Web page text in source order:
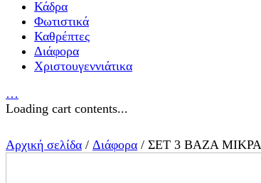
Κάδρα
Φωτιστικά
Καθρέπτες
Διάφορα
Χριστουγεννιάτικα
…
Loading cart contents...
Αρχική σελίδα / Διάφορα / ΣΕΤ 3 ΒΑΖΑ ΜΙΚΡΑ